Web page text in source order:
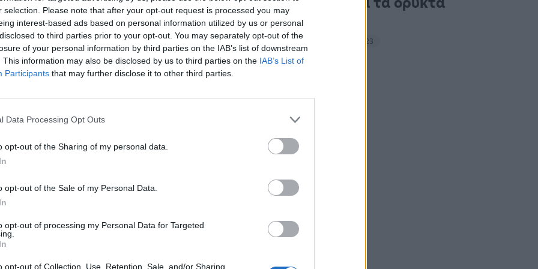
selection. Please note that after your opt-out request is processed you may
interest-based ads based on personal information utilized by us or personal
to third parties prior to your opt-out. You may separately opt-out of the
of your personal information by third parties on the IAB’s list of downstream
This information may also be disclosed by us to third parties on the IAB’s List of
Participants that may further disclose it to other third parties.
Data Processing Opt Outs
opt-out of the Sharing of my personal data.
opt-out of the Sale of my Personal Data.
opt-out of processing my Personal Data for Targeted
opt-out of Collection, Use, Retention, Sale, and/or Sharing
του δημοσιογράφου.
της ΕΛ.ΑΣ., ο Γιώργος Καραϊβάζ δεν είχε
βάρος του, ούτε είχε ζητήσει αστυνομική
Κατά Ζωής της Ασφάλειας Αττικής, οι
από πρόσωπα του περιβάλλοντος τού
καύσιμα
14:27 - 15 Σεπτεμβρίου 2023